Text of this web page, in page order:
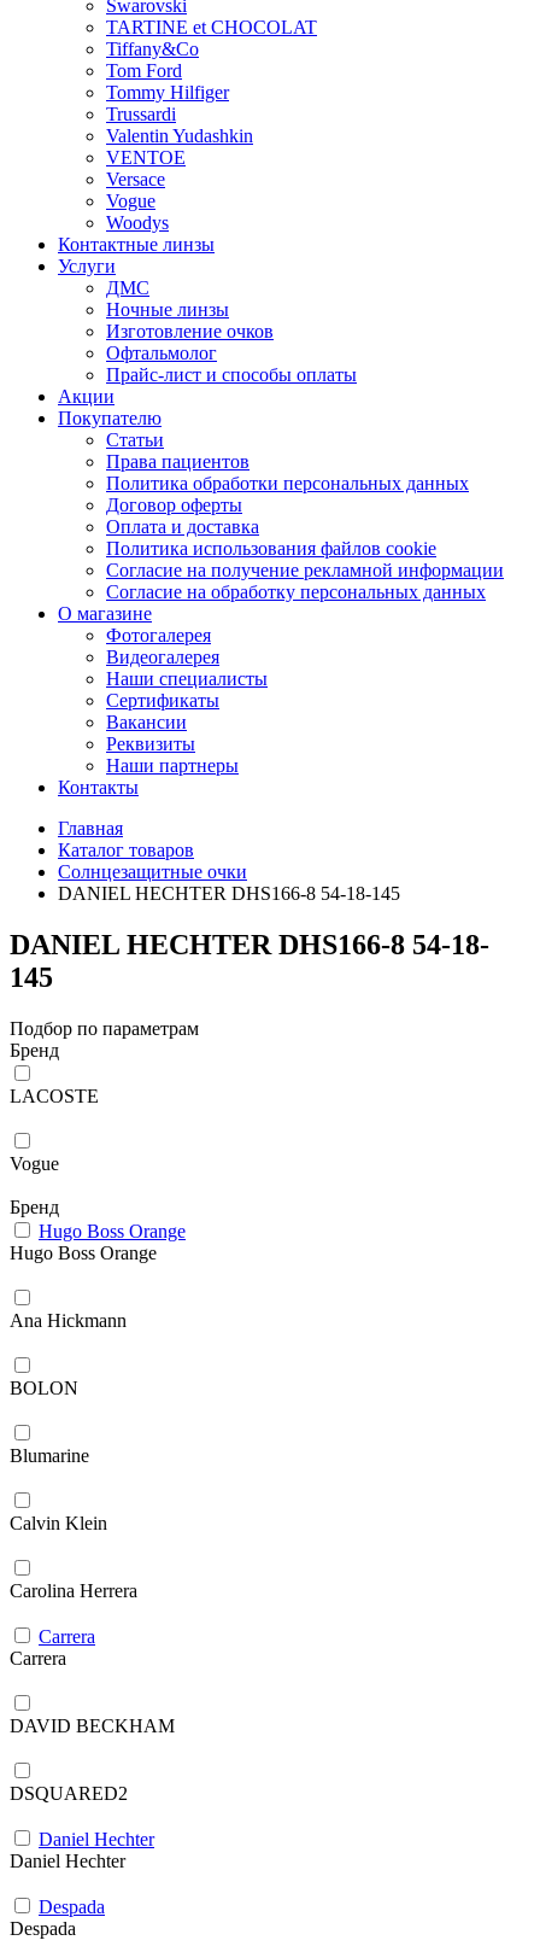
Swarovski
TARTINE et CHOCOLAT
Tiffany&Co
Tom Ford
Tommy Hilfiger
Trussardi
Valentin Yudashkin
VENTOE
Versace
Vogue
Woodys
Контактные линзы
Услуги
ДМС
Ночные линзы
Изготовление очков
Офтальмолог
Прайс-лист и способы оплаты
Акции
Покупателю
Статьи
Права пациентов
Политика обработки персональных данных
Договор оферты
Оплата и доставка
Политика использования файлов cookie
Согласие на получение рекламной информации
Согласие на обработку персональных данных
О магазине
Фотогалерея
Видеогалерея
Наши специалисты
Сертификаты
Вакансии
Реквизиты
Наши партнеры
Контакты
Главная
Каталог товаров
Солнцезащитные очки
DANIEL HECHTER DHS166-8 54-18-145
DANIEL HECHTER DHS166-8 54-18-
145
Подбор по параметрам
Бренд
LACOSTE
Vogue
Бренд
Hugo Boss Orange
Hugo Boss Orange
Ana Hickmann
BOLON
Blumarine
Calvin Klein
Carolina Herrera
Carrera
Carrera
DAVID BECKHAM
DSQUARED2
Daniel Hechter
Daniel Hechter
Despada
Despada